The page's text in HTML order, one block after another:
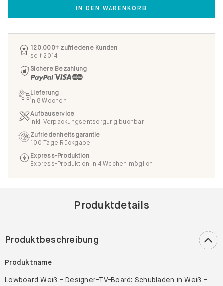
IN DEN WARENKORB
120.000+ zufriedene Kunden
seit 2014
Sichere Bezahlung
Lieferung
in 8 Wochen
Aufbauservice
inkl. Verpackungsentsorgung buchbar
Zufriedenheitsgarantie
100 Tage Rückgabe
Express-Produktion
Express-Produktion in 4 Wochen möglich
Produktdetails
Produktbeschreibung
Produktname
Lowboard Weiß - Designer-TV-Board: Schubladen in Weiß -